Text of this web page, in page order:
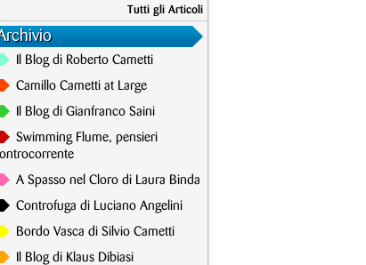
Tutti gli Articoli
Il Blog di Roberto Cametti
Camillo Cametti at Large
Il Blog di Gianfranco Saini
Swimming Flume, pensieri
A Spasso nel Cloro di Laura Binda
Controfuga di Luciano Angelini
Bordo Vasca di Silvio Cametti
Il Blog di Klaus Dibiasi